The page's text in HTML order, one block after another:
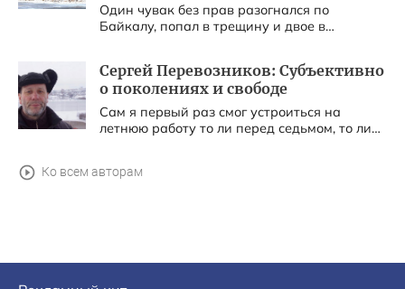
Один чувак без прав разогнался по
Байкалу, попал в трещину и двое в
Сейчас всё пойдет предсказуемо: проверки,
запреты и хор голосов про запретить ездить
по Байкалу и вообще по льду на машинах! ...
Сергей Перевозников: Субъективно
о поколениях и свободе
Сам я первый раз смог устроиться на
летнюю работу то ли перед седьмом, то ли
Ко всем авторам